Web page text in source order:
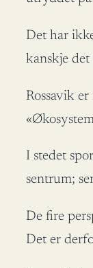
Det har
kanskje
Rossavik
I stedet
sentrum;
De fire
Det er